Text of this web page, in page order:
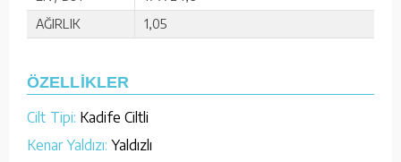
AĞIRLIK
1,05
ÖZELLİKLER
Cilt Tipi: Kadife Ciltli
Kenar Yaldızı: Yaldızlı